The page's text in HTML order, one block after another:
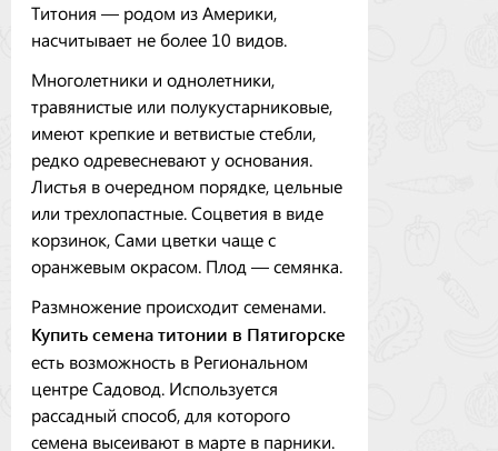
Титония — родом из Америки,
насчитывает не более 10 видов.
Многолетники и однолетники,
травянистые или полукустарниковые,
имеют крепкие и ветвистые стебли,
редко одревесневают у основания.
Листья в очередном порядке, цельные
или трехлопастные. Соцветия в виде
корзинок, Сами цветки чаще с
оранжевым окрасом. Плод — семянка.
Размножение происходит семенами.
Купить семена титонии в Пятигорске
есть возможность в Региональном
центре Садовод. Используется
рассадный способ, для которого
семена высеивают в марте в парники.